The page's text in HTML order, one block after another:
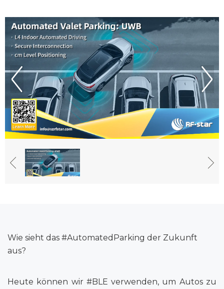
Wie sieht das #AutomatedParking der Zukunft
aus?
Heute können wir #BLE verwenden, um Autos zu